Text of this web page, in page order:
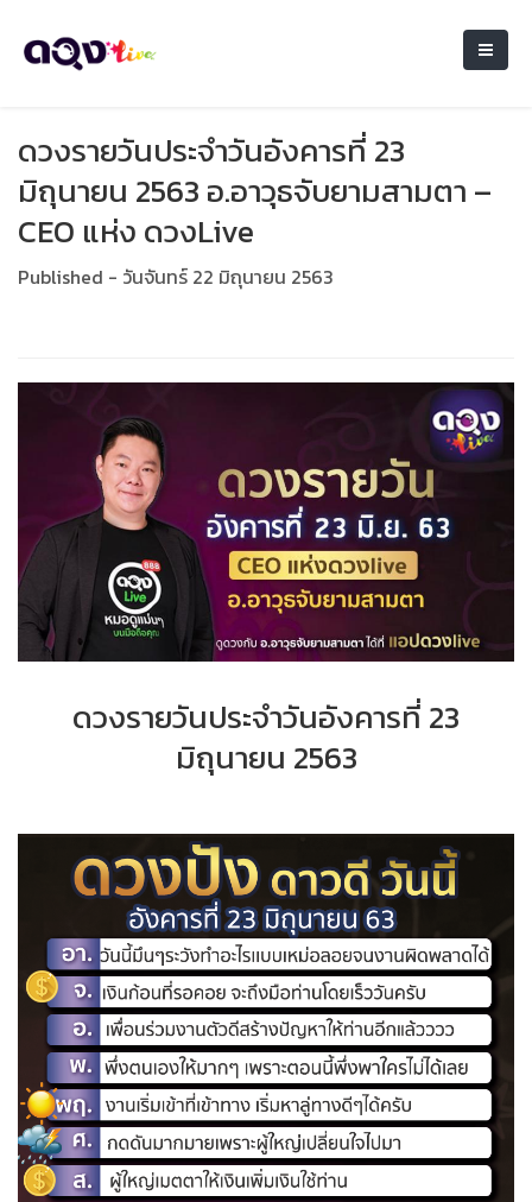
ดวงรายวันประจำวันอังคารที่ 23
มิถุนายน 2563 อ.อาวุธจับยามสามตา –
CEO แห่ง ดวงLive
Published - วันจันทร์ 22 มิถุนายน 2563
ดวงรายวันประจำวันอังคารที่ 23
มิถุนายน 2563